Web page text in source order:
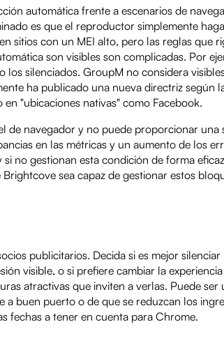
automática frente a escenarios de
es que el reproductor simplemente
sitios con un MEI alto, pero las reglas que
son visibles son complicadas. Por
silenciados. GroupM no considera
ha publicado una nueva directriz según
"ubicaciones nativas" como Facebook.
de navegador y no puede proporcionar una
en las métricas y un aumento de los
no gestionan esta condición de forma
sea capaz de gestionar estos
publicitarios. Decida si es mejor
visible, o si prefiere cambiar la
atractivas que inviten a verlas. Puede ser
buen puerto o de que se reduzcan los
fechas a tener en cuenta para Chrome.